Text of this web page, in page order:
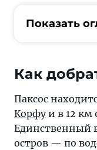
Показать
Как
Паксос
Корфуи в 12 км
Единственный
остров — по